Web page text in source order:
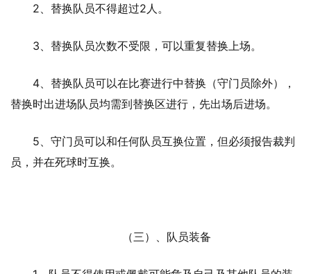
2、替换队员不得超过2人。
3、替换队员次数不受限，可以重复替换上场。
4、替换队员可以在比赛进行中替换（守门员除外），
替换时出进场队员均需到替换区进行，先出场后进场。
5、守门员可以和任何队员互换位置，但必须报告裁判
员，并在死球时互换。
（三）、队员装备